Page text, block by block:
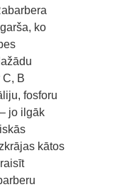
ko
C, B
fosforu
jo ilgāk
kātos